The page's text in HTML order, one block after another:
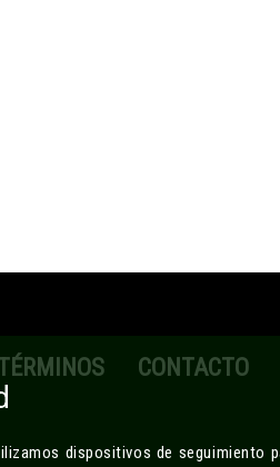
CONTACTO
dispositivos de seguimiento